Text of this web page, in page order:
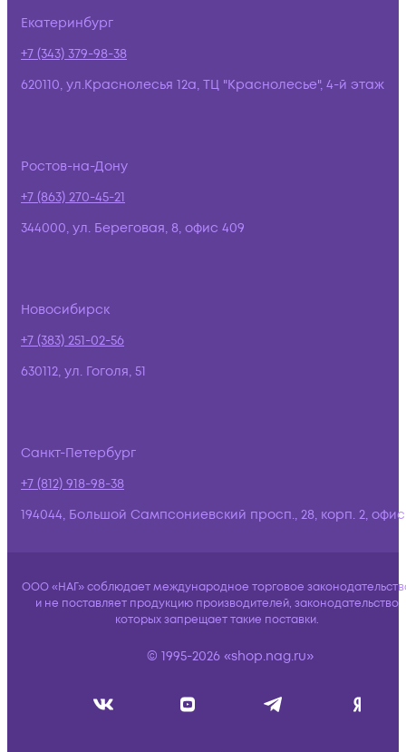
Екатеринбург
+7 (343) 379-98-38
620110, ул.Краснолесья 12а, ТЦ "Краснолесье", 4-й этаж
Ростов-на-Дону
+7 (863) 270-45-21
344000, ул. Береговая, 8, офис 409
Новосибирск
+7 (383) 251-02-56
630112, ул. Гоголя, 51
Санкт-Петербург
+7 (812) 918-98-38
194044, Большой Сампсониевский просп., 28, корп. 2,
ООО «НАГ» соблюдает международное торговое
и не поставляет продукцию производителей, законодательство
которых запрещает такие поставки.
© 1995-2026 «shop.nag.ru»